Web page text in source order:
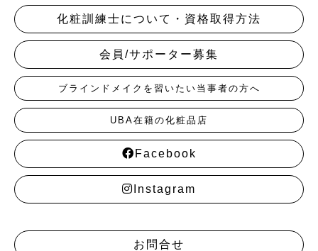
化粧訓練士について・資格取得方法
会員/サポーター募集
ブラインドメイクを習いたい当事者の方へ
UBA在籍の化粧品店
Facebook
Instagram
お問合せ